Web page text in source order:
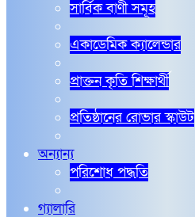
সার্বিক বাণী সমূহ
একাডেমিক ক্যালেন্ডার
প্রাক্তন কৃতি শিক্ষার্থী
প্রতিষ্ঠানের রোভার স্কাউট
অন্যান্য
পরিশোধ পদ্ধতি
গ্যালারি